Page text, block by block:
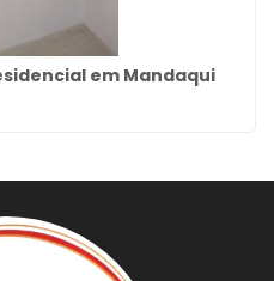
em Mandaqui